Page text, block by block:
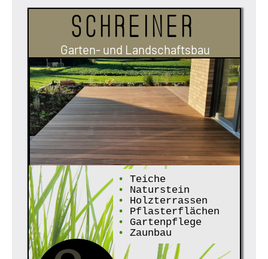
Schreiner
Garten- und Landschaftsbau
•
Teiche
•
Naturstein
•
Holzterrassen
•
Pflasterflächen
•
Gartenpflege
•
Zaunbau